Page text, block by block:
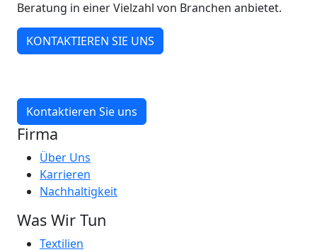
Beratung in einer Vielzahl von Branchen anbietet.
KONTAKTIEREN SIE UNS
Kontaktieren Sie uns
Firma
Über Uns
Karrieren
Nachhaltigkeit
Was Wir Tun
Textilien